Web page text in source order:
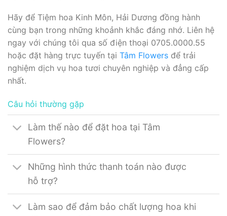
Hãy để Tiệm hoa Kinh Môn, Hải Dương đồng hành
cùng bạn trong những khoảnh khắc đáng nhớ. Liên hệ
ngay với chúng tôi qua số điện thoại 0705.0000.55
hoặc đặt hàng trực tuyến tại Tâm Flowers để trải
nghiệm dịch vụ hoa tươi chuyên nghiệp và đẳng cấp
nhất.
Câu hỏi thường gặp
Làm thế nào để đặt hoa tại Tâm
Flowers?
Những hình thức thanh toán nào được
hỗ trợ?
Làm sao để đảm bảo chất lượng hoa khi